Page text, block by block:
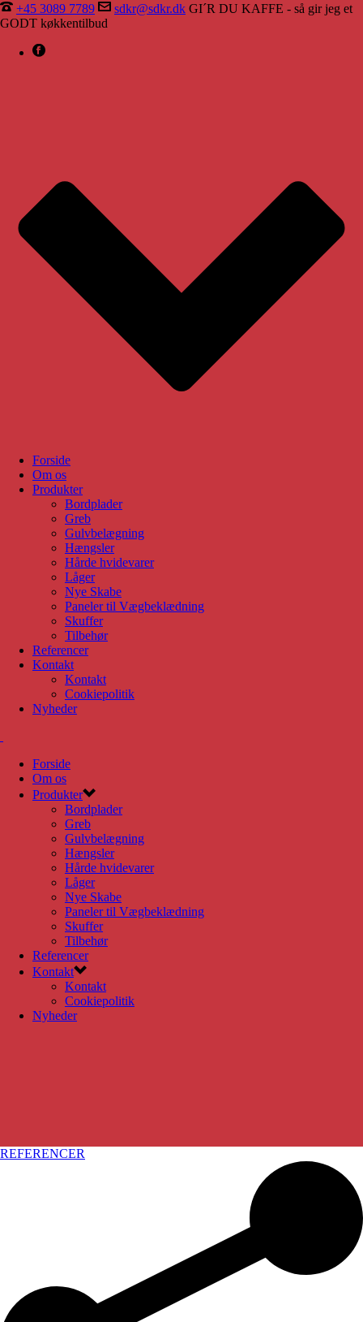
+45 3089 7789 sdkr@sdkr.dk GI´R DU KAFFE - så gir jeg et
GODT køkkentilbud
Forside
Om os
Produkter
Bordplader
Greb
Gulvbelægning
Hængsler
Hårde hvidevarer
Låger
Nye Skabe
Paneler til Vægbeklædning
Skuffer
Tilbehør
Referencer
Kontakt
Kontakt
Cookiepolitik
Nyheder
Forside
Om os
Produkter
Bordplader
Greb
Gulvbelægning
Hængsler
Hårde hvidevarer
Låger
Nye Skabe
Paneler til Vægbeklædning
Skuffer
Tilbehør
Referencer
Kontakt
Kontakt
Cookiepolitik
Nyheder
REFERENCER